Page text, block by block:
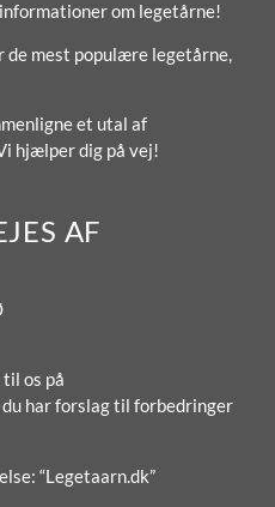
om legetårne!
de mest populære legetårne,
et utal af
hjælper dig på vej!
AF
os på
har forslag til forbedringer
“Legetaarn.dk”